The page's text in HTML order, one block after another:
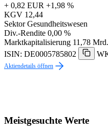
+ 0,82 EUR +1,98 %
KGV 12,44
Sektor Gesundheitswesen
Div.-Rendite 0,00 %
Marktkapitalisierung 11,78
ISIN: DE0005785802
Aktiendetails öffnen
Meistgesuchte Werte